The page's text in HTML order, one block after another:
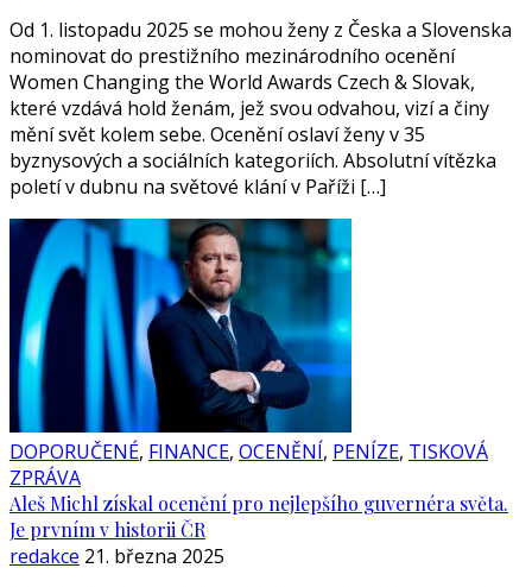
Od 1. listopadu 2025 se mohou ženy z Česka a Slovenska
nominovat do prestižního mezinárodního ocenění
Women Changing the World Awards Czech & Slovak,
které vzdává hold ženám, jež svou odvahou, vizí a činy
mění svět kolem sebe. Ocenění oslaví ženy v 35
byznysových a sociálních kategoriích. Absolutní vítězka
poletí v dubnu na světové klání v Paříži […]
DOPORUČENÉ, FINANCE, OCENĚNÍ, PENÍZE, TISKOVÁ
ZPRÁVA
Aleš Michl získal ocenění pro nejlepšího guvernéra světa.
Je prvním v historii ČR
redakce 21. března 2025